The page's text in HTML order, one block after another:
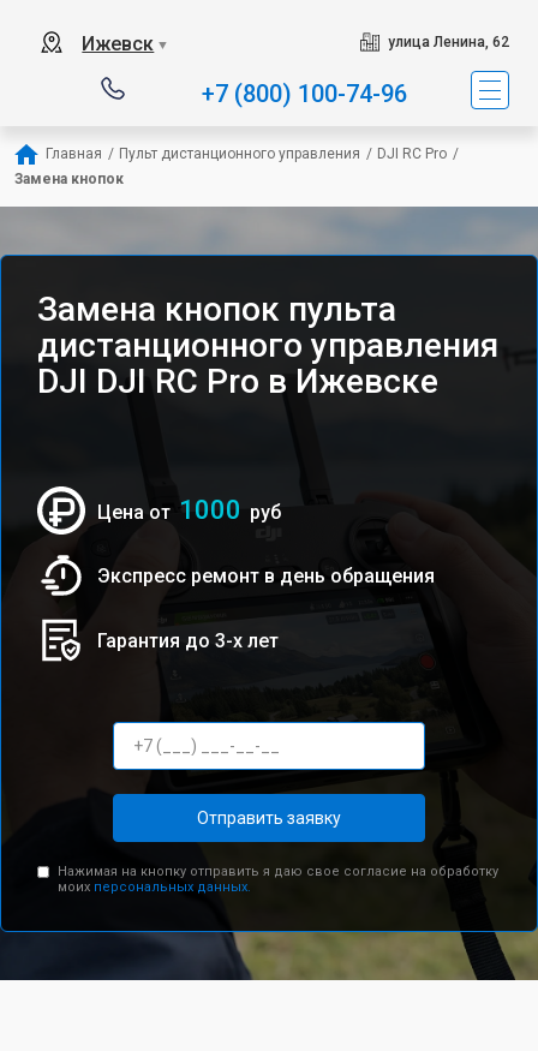
Ижевск ▼ улица Ленина, 62
+7 (800) 100-74-96
Главная / Пульт дистанционного управления / DJI RC Pro /
Замена кнопок
Замена кнопок пульта
дистанционного управления
DJI DJI RC Pro в Ижевске
Цена от 1000 руб
Экспресс ремонт в день обращения
Гарантия до 3-х лет
Отправить заявку
Нажимая на кнопку отправить я даю свое согласие на обработку
моих персональных данных.